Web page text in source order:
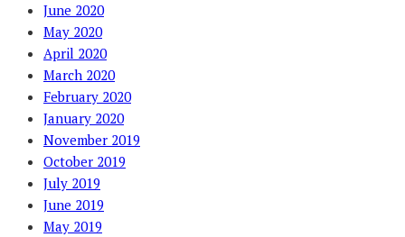
June 2020
May 2020
April 2020
March 2020
February 2020
January 2020
November 2019
October 2019
July 2019
June 2019
May 2019